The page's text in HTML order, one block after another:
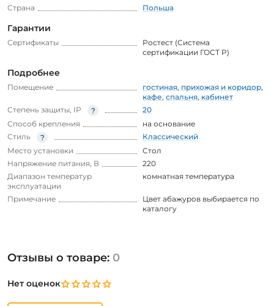
Страна
Польша
Гарантии
Сертификаты
Ростест (Система
сертификации ГОСТ Р)
Подробнее
Помещение гостиная, прихожая и коридор,
кафе, спальня, кабинет
Степень защиты, IP
20
Способ крепления
на основание
Стиль
Классический
Место установки
Стол
Напряжение питания, В
220
Диапазон температур
эксплуатации
комнатная температура
Примечание
Цвет абажуров выбирается по
каталогу
Отзывы о товаре: 0
Нет оценок